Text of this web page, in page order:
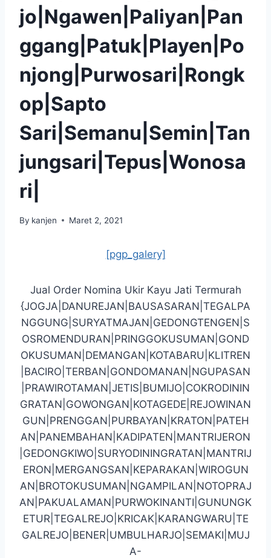
jo|Ngawen|Paliyan|Pan
ggang|Patuk|Playen|Po
njong|Purwosari|Rongk
op|Sapto
Sari|Semanu|Semin|Tan
jungsari|Tepus|Wonosa
ri|
By kanjen Maret 2, 2021
[pgp_galery]
Jual Order Nomina Ukir Kayu Jati Termurah
{JOGJA|DANUREJAN|BAUSASARAN|TEGALPA
NGGUNG|SURYATMAJAN|GEDONGTENGEN|S
OSROMENDURAN|PRINGGOKUSUMAN|GOND
OKUSUMAN|DEMANGAN|KOTABARU|KLITREN
|BACIRO|TERBAN|GONDOMANAN|NGUPASAN
|PRAWIROTAMAN|JETIS|BUMIJO|COKRODININ
GRATAN|GOWONGAN|KOTAGEDE|REJOWINAN
GUN|PRENGGAN|PURBAYAN|KRATON|PATEH
AN|PANEMBAHAN|KADIPATEN|MANTRIJERON
|GEDONGKIWO|SURYODININGRATAN|MANTRIJ
ERON|MERGANGSAN|KEPARAKAN|WIROGUN
AN|BROTOKUSUMAN|NGAMPILAN|NOTOPRAJ
AN|PAKUALAMAN|PURWOKINANTI|GUNUNGK
ETUR|TEGALREJO|KRICAK|KARANGWARU|TE
GALREJO|BENER|UMBULHARJO|SEMAKI|MUJ
A-